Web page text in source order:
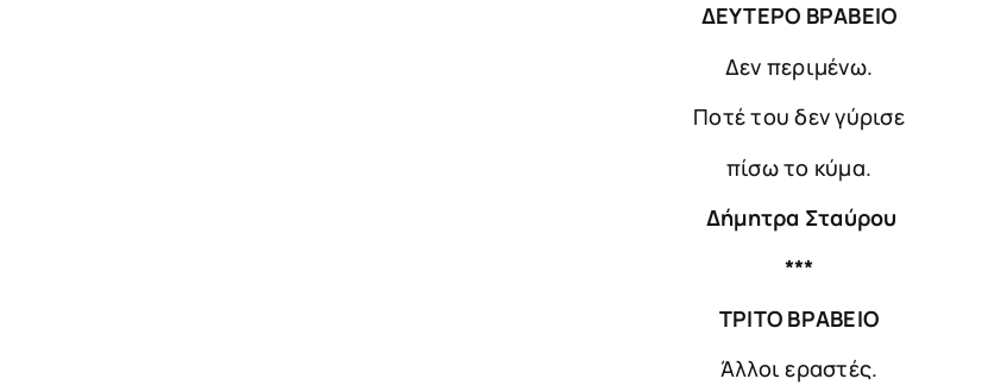
ΔΕΥΤΕΡΟ ΒΡΑΒΕΙΟ
Δεν περιμένω.
Ποτέ του δεν γύρισε
πίσω το κύμα.
Δήμητρα Σταύρου
***
ΤΡΙΤΟ ΒΡΑΒΕΙΟ
Άλλοι εραστές.